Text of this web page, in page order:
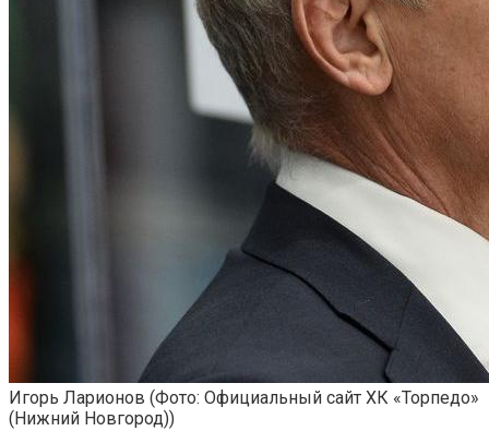
Игорь Ларионов (Фото: Официальный сайт ХК «‎Торпедо»
(Нижний Новгород))